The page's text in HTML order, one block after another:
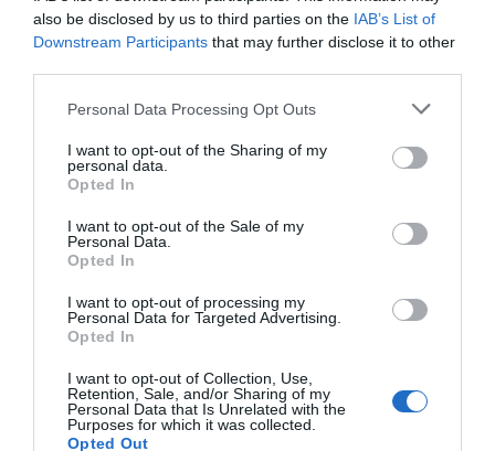
also be disclosed by us to third parties on the IAB’s List of
Downstream Participants that may further disclose it to other
Personal Data Processing Opt Outs
I want to opt-out of the Sharing of my
personal data.
Opted In
I want to opt-out of the Sale of my
Personal Data.
Opted In
I want to opt-out of processing my
Personal Data for Targeted Advertising.
Opted In
I want to opt-out of Collection, Use,
Retention, Sale, and/or Sharing of my
Personal Data that Is Unrelated with the
Purposes for which it was collected.
Opted Out
En la presentación el director general de
MARNYS®,Roberto Martínez
para los huesos y articulaciones: «Cuentan con otros
destacados como
suplemento
para quienes busquen mantener la salud
osteoarticular en un práctico formato en viables
bebibles monodosis, pensado para facilitar su toma en